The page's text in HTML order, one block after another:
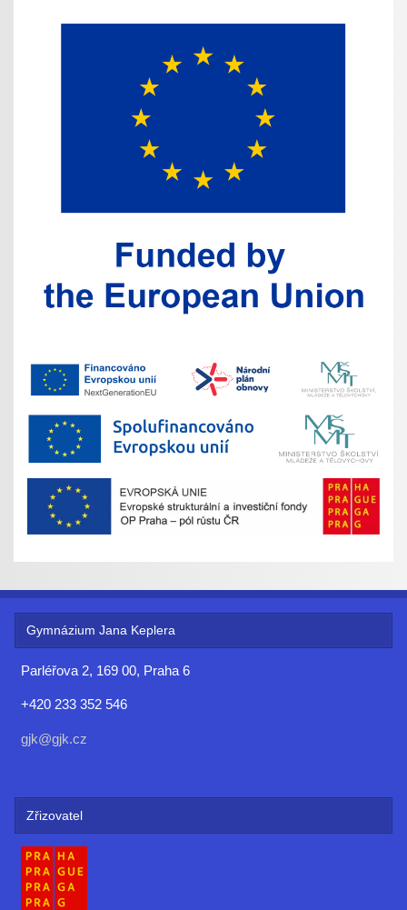
Gymnázium Jana Keplera
Parléřova 2, 169 00, Praha 6
+420 233 352 546
gjk@gjk.cz
Zřizovatel